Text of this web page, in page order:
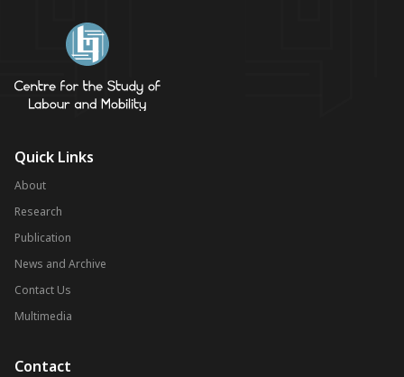
Quick Links
About
Research
Publication
News and Archive
Contact Us
Multimedia
Contact